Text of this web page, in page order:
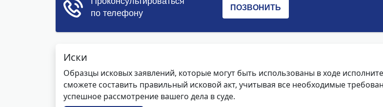
Иски
Образцы исковых заявлений, которые могут быть использованы в ходе
сможете составить правильный исковой акт, учитывая все необходимые
успешное рассмотрение вашего дела в суде.